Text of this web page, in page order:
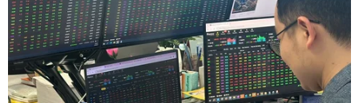
Nga và đổi lại, tổng cộng 30 người Ukraine, trong đó có
5 sỹ quan, 17 binh sỹ và 8 dân thường sẽ được trở về
nhà ngay trong ngày 14/4.